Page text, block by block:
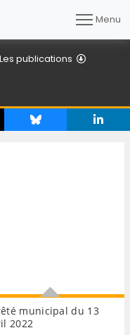
Menu
Les publications
municipal du 13
2022